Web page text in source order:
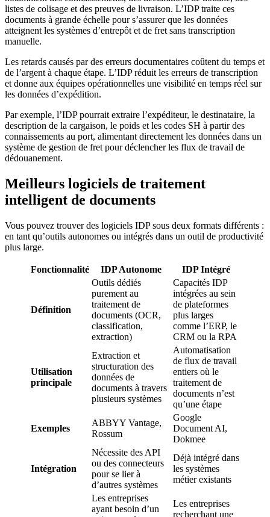
listes de colisage et des preuves de livraison. L’IDP traite ces
documents à grande échelle pour s’assurer que les données
atteignent les systèmes d’entrepôt et de fret sans transcription
manuelle.
Les retards causés par des erreurs documentaires coûtent du temps et
de l’argent à chaque étape. L’IDP réduit les erreurs de transcription
et donne aux équipes opérationnelles une visibilité en temps réel sur
les données d’expédition.
Par exemple, l’IDP pourrait extraire l’expéditeur, le destinataire, la
description de la cargaison, le poids et les codes SH à partir des
connaissements au port, alimentant directement les données dans un
système de gestion de fret pour déclencher les flux de travail de
dédouanement.
Meilleurs logiciels de traitement
intelligent de documents
Vous pouvez trouver des logiciels IDP sous deux formats différents :
en tant qu’outils autonomes ou intégrés dans un outil de productivité
plus large.
Fonctionnalité IDP Autonome IDP Intégré
Définition
Outils dédiés
purement au
traitement de
documents (OCR,
classification,
extraction)
Capacités IDP
intégrées au sein
de plateformes
plus larges
comme l’ERP, le
CRM ou la RPA
Utilisation
principale
Extraction et
structuration des
données de
documents à travers
plusieurs systèmes
Automatisation
de flux de travail
entiers où le
traitement de
documents n’est
qu’une étape
Exemples
ABBYY Vantage,
Rossum
Google
Document AI,
Dokmee
Intégration
Nécessite des API
ou des connecteurs
pour se lier à
d’autres systèmes
Déjà intégré dans
les systèmes
métier existants
Les entreprises
ayant besoin d’un
Les entreprises
recherchant une